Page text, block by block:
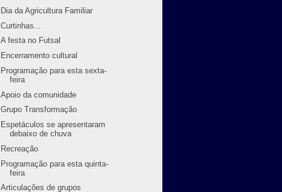
Dia da Agricultura Familiar
Curtinhas...
A festa no Futsal
Encerramento cultural
Programação para esta sexta-
feira
Apoio da comunidade
Grupo Transformação
Espetáculos se apresentaram
debaixo de chuva
Recreação
Programação para esta quinta-
feira
Articulações de grupos